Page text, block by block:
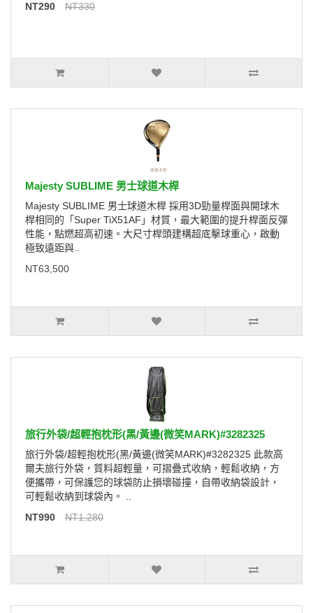
NT290
NT330
Majesty SUBLIME 男士球道木桿
Majesty SUBLIME 男士球道木桿 採用3D勁量桿面與開球木
桿相同的「Super TiX51AF」材質，最大範圍的提升桿面反彈
性能，點燃超高初速。大尺寸桿頭建構超底擊球重心，啟動
極致遠距與..
NT63,500
旅行外袋/超輕抱枕形(黑/黃邊(微笑MARK)#3282325
旅行外袋/超輕抱枕形(黑/黃邊(微笑MARK)#3282325 此款高
爾夫旅行外袋，質料超輕量，可摺疊式收納，輕鬆收納，方
便攜帶，可保護您的球袋防止損壞碰撞，自帶收納袋設計，
可輕鬆收納到球袋內。 ..
NT990
NT1,280